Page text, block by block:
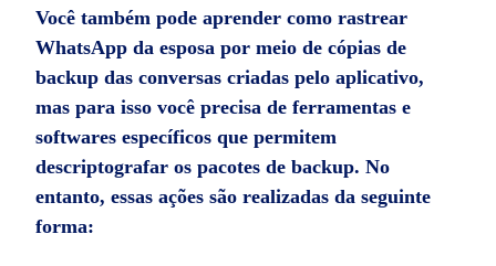
Você também pode aprendercomo rastrear
WhatsApp da esposa por meio de cópias de
backup das conversas criadas pelo aplicativo,
mas para isso você precisa de ferramentas e
softwares específicos que permitem
descriptografar os pacotes de backup. No
entanto, essas ações são realizadas da seguinte
forma: